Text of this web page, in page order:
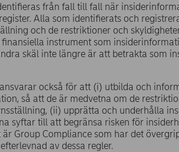
från fall till fall när
Alla som identifierats och
och de restriktioner och
instrument som
skäl inte längre är att betrakta som
också för att (i) utbilda och
så att de är medvetna om de
(ii) upprätta och underhålla
syftar till att begränsa risken för
Group Compliance som har det
av dessa regler.